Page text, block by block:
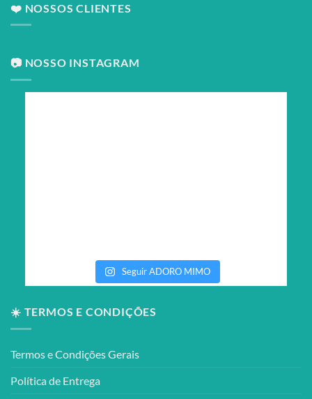
❤️ NOSSOS CLIENTES
📷 NOSSO INSTAGRAM
Seguir ADORO MIMO
☀️ TERMOS E CONDIÇÕES
Termos e Condições Gerais
Política de Entrega